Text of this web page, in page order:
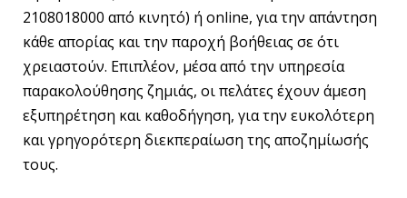
2108018000 από κινητό) ή online, για την απάντηση
κάθε απορίας και την παροχή βοήθειας σε ότι
χρειαστούν. Επιπλέον, μέσα από την υπηρεσία
παρακολούθησης ζημιάς, οι πελάτες έχουν άμεση
εξυπηρέτηση και καθοδήγηση, για την ευκολότερη
και γρηγορότερη διεκπεραίωση της αποζημίωσής
τους.